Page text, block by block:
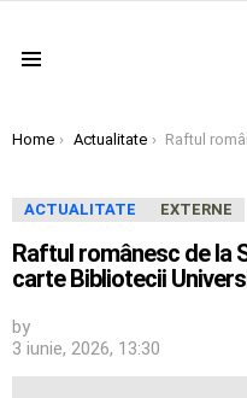
You are here:
Home Actualitate Raftul românesc de la Sofia – apel pentru donații de
ACTUALITATE EXTERNE
Raftul românesc de la
carte Bibliotecii
by
3 iunie, 2026, 13:30